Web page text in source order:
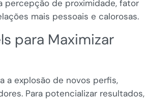
percepção de proximidade, fator
mais pessoais e calorosas.
para Maximizar
a explosão de novos perfis,
Para potencializar resultados,